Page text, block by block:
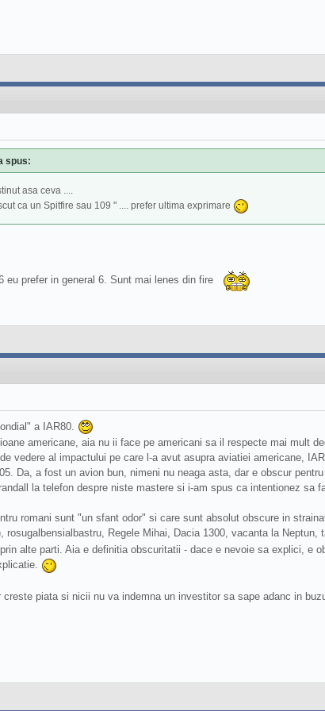
spus:
asa ceva ....
ca un Spitfire sau 109 " .... prefer ultima exprimare
eu prefer in general 6. Sunt mai lenes din fire
a IAR80.
americane, aia nu ii face pe americani sa il respecte mai mult
vedere al impactului pe care l-a avut asupra aviatiei americane,
Da, a fost un avion bun, nimeni nu neaga asta, dar e obscur
la telefon despre niste mastere si i-am spus ca intentionez sa
romani sunt "un sfant odor" si care sunt absolut obscure in
rosugalbensialbastru, Regele Mihai, Dacia 1300, vacanta la
alte parti. Aia e definitia obscuritatii - dace e nevoie sa explici, e
piata si nicii nu va indemna un investitor sa sape adanc in